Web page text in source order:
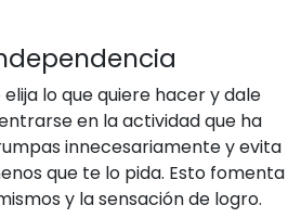
lo que quiere hacer y dale
en la actividad que ha
innecesariamente y evita
que te lo pida. Esto fomenta
y la sensación de logro.